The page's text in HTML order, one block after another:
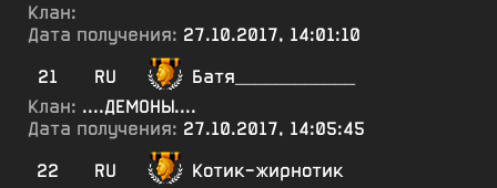
Клан:
Дата получения: 27.10.2017, 14:01:10
21
RU
Батя____________
Клан: ....ДЕМОНЫ....
Дата получения: 27.10.2017, 14:05:45
22
RU
Котик-жирнотик